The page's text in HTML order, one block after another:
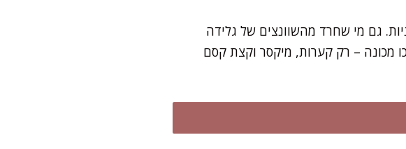
גם מי שחרד מהשוונצים של גלידה
מכונה – רק קערות, מיקסר וקצת קסם